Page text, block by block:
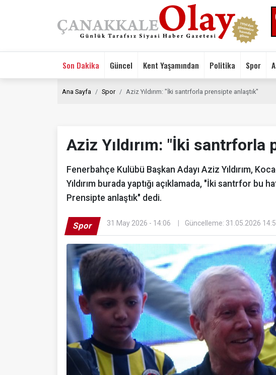
Son Dakika Güncel Kent Yaşamından Politika Spor
Ana Sayfa Spor Aziz Yıldırım: "İki santrforla prensipte anlaştık"
Aziz Yıldırım: "İki santrforla
Fenerbahçe Kulübü Başkan Adayı Aziz Yıldırım,
Yıldırım burada yaptığı açıklamada, "İki santrfor bu
Prensipte anlaştık" dedi.
Spor 31 May 2026 - 14:06 Güncelleme: 31.05.2026